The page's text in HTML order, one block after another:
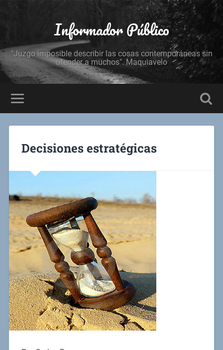
Informador Público
"Juzgo imposible describir las cosas contemporáneas sin
ofender a muchos". Maquiavelo
Decisiones estratégicas